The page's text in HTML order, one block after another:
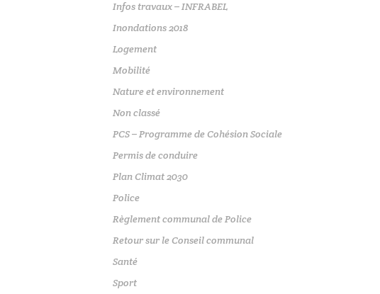
Infos travaux – INFRABEL
Inondations 2018
Logement
Mobilité
Nature et environnement
Non classé
PCS – Programme de Cohésion Sociale
Permis de conduire
Plan Climat 2030
Police
Règlement communal de Police
Retour sur le Conseil communal
Santé
Sport